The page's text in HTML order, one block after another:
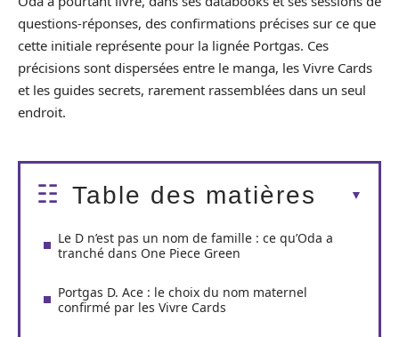
questions-réponses, des confirmations précises sur ce que
cette initiale représente pour la lignée Portgas. Ces
précisions sont dispersées entre le manga, les Vivre Cards
et les guides secrets, rarement rassemblées dans un seul
endroit.
Table des matières
Le D n’est pas un nom de famille : ce qu’Oda a
tranché dans One Piece Green
Portgas D. Ace : le choix du nom maternel
confirmé par les Vivre Cards